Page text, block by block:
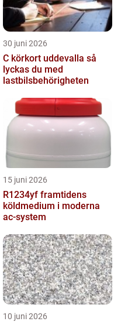
30 juni 2026
C körkort uddevalla så
lyckas du med
lastbilsbehörigheten
15 juni 2026
R1234yf framtidens
köldmedium i moderna
ac-system
10 juni 2026